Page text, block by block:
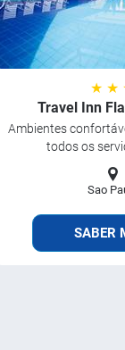
★ ★
Travel Inn
Ambientes
todos os
Sao
SABER